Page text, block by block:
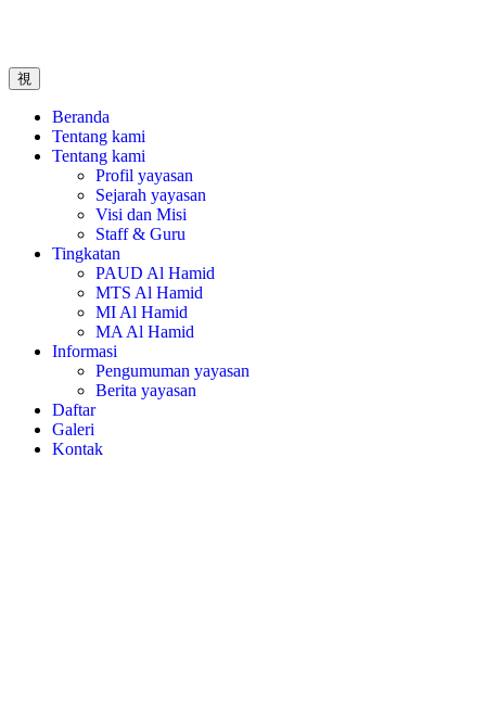
Beranda
Tentang kami
Tentang kami
Profil yayasan
Sejarah yayasan
Visi dan Misi
Staff & Guru
Tingkatan
PAUD Al Hamid
MTS Al Hamid
MI Al Hamid
MA Al Hamid
Informasi
Pengumuman yayasan
Berita yayasan
Daftar
Galeri
Kontak